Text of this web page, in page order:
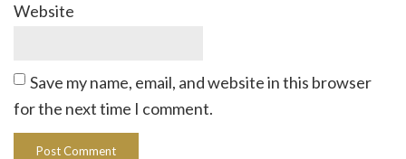
Website
Save my name, email, and website in this browser
for the next time I comment.